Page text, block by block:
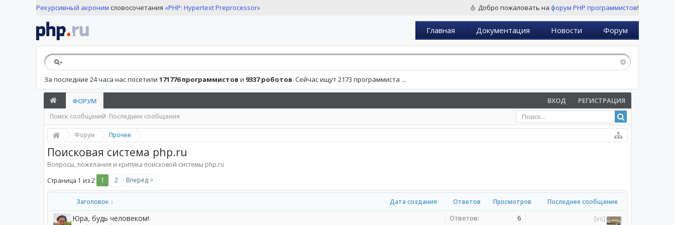
Рекурсивный акроним словосочетания «PHP: Hypertext Preprocessor» Добро пожаловать на форум PHP программистов!
Главная Документация Новости Форум
За последние 24 часа нас посетили 171776 программистов и 9337 роботов. Сейчас ищут 2173 программиста ...
ФОРУМ
Поиск сообщений Последние сообщения
ВХОД РЕГИСТРАЦИЯ
Форум Прочее
Поисковая система php.ru
Вопросы, пожелания и критика поисковой системы php.ru
Страница 1 из 2
1 2 Вперёд >
Заголовок ↓ Дата создания Ответов Просмотров Последнее сообщение
Юра, будь человеком! Ответов: 6 [vs]